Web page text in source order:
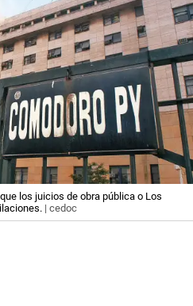
los juicios de obra pública o Los
| cedoc